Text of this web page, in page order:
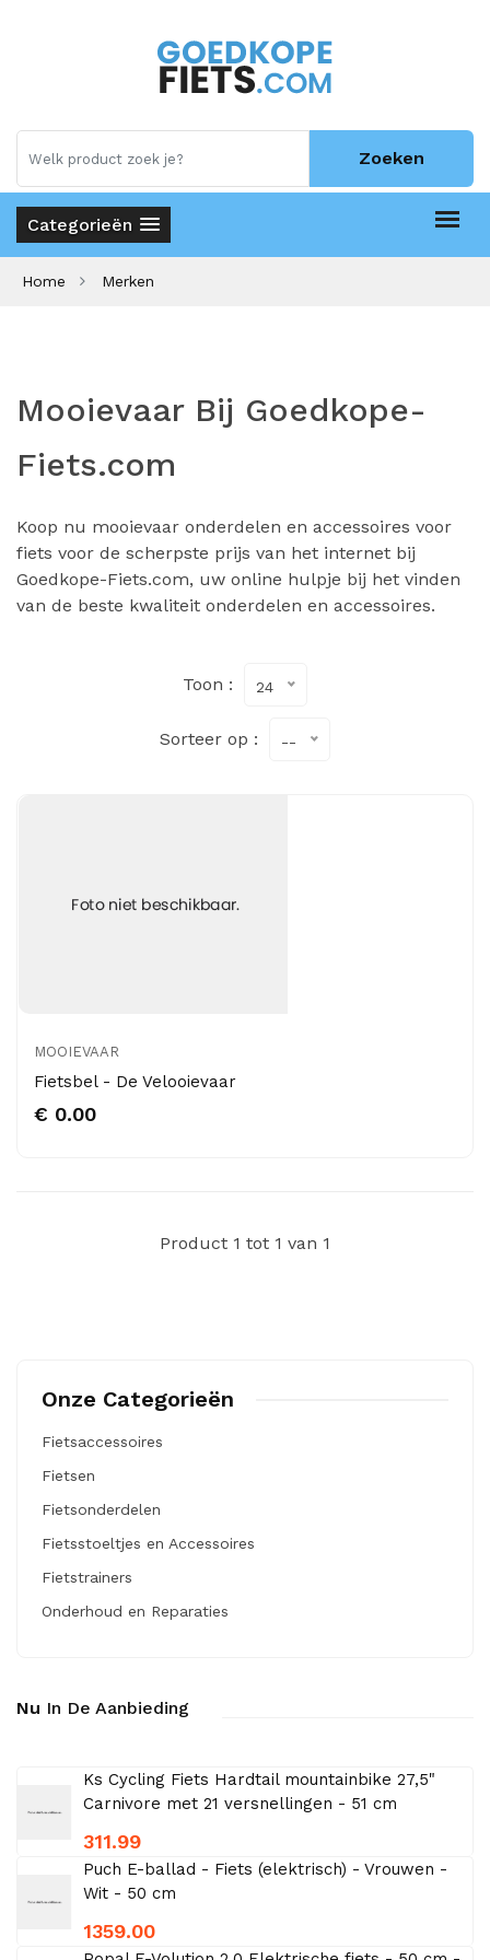
Zoeken
Categorieën
Home Merken
Mooievaar Bij Goedkope-
Fiets.com
Koop nu mooievaar onderdelen en accessoires voor
fiets voor de scherpste prijs van het internet bij
Goedkope-Fiets.com, uw online hulpje bij het vinden
van de beste kwaliteit onderdelen en accessoires.
Toon : 24
Sorteer op : --
MOOIEVAAR
Fietsbel - De Velooievaar
€ 0.00
Product 1 tot 1 van 1
Onze Categorieën
Fietsaccessoires
Fietsen
Fietsonderdelen
Fietsstoeltjes en Accessoires
Fietstrainers
Onderhoud en Reparaties
Nu In De Aanbieding
Ks Cycling Fiets Hardtail mountainbike 27,5"
Carnivore met 21 versnellingen - 51 cm
311.99
Puch E-ballad - Fiets (elektrisch) - Vrouwen -
Wit - 50 cm
1359.00